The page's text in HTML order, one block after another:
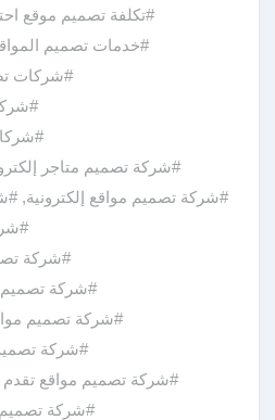
#تكلفة تصميم موقع
#خدمات تصميم
#شركات
#شركة تصميم متاجر
#شركة تصميم مواقع إلكترونية,
#شركة
#شركة تصميم
#شركة تصميم
#شركة
#شركة تصميم مواقع
#شركة